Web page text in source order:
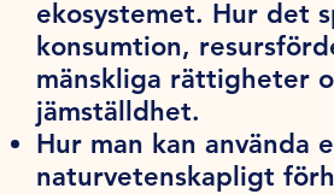
ekosystemet. Hur det
konsumtion,
mänskliga rättigheter
jämställdhet.
Hur man kan använda
naturvetenskapligt